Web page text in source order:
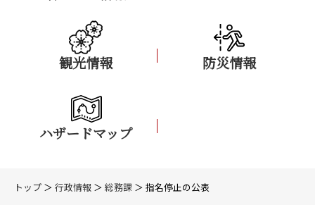
観光情報 防災情報
ハザードマップ
トップ ＞ 行政情報 ＞ 総務課 ＞ 指名停止の公表